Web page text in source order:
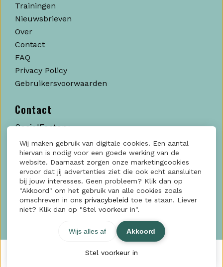
Trainingen
Nieuwsbrieven
Over
Contact
FAQ
Privacy Policy
Gebruikersvoorwaarden
Contact
SocialFactory
Kratonkade, 712
3024 EX Rotterdam
KvK: 60006188
Contact? Klik hier
Wij maken gebruik van digitale cookies. Een aantal
hiervan is nodig voor een goede werking van de
website. Daarnaast zorgen onze marketingcookies
ervoor dat jij advertenties ziet die ook echt aansluiten
bij jouw interesses. Geen probleem? Klik dan op
"Akkoord" om het gebruik van alle cookies zoals
omschreven in ons privacybeleid toe te staan. Liever
niet? Klik dan op "Stel voorkeur in".
Stel voorkeur in
Wijs alles af Akkoord